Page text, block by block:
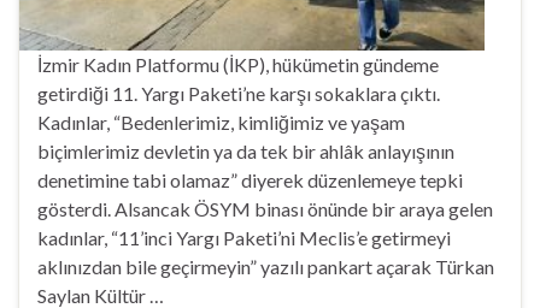
İzmir Kadın Platformu (İKP), hükümetin gündeme
getirdiği 11. Yargı Paketi’ne karşı sokaklara çıktı.
Kadınlar, “Bedenlerimiz, kimliğimiz ve yaşam
biçimlerimiz devletin ya da tek bir ahlâk anlayışının
denetimine tabi olamaz” diyerek düzenlemeye tepki
gösterdi. Alsancak ÖSYM binası önünde bir araya gelen
kadınlar, “11’inci Yargı Paketi’ni Meclis’e getirmeyi
aklınızdan bile geçirmeyin” yazılı pankart açarak Türkan
Saylan Kültür …